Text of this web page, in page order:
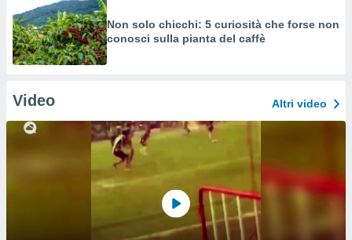
Non solo chicchi: 5 curiosità che forse non
conosci sulla pianta del caffè
Video Altri video